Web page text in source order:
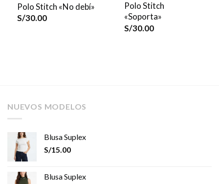
Polo Stitch «No debí»
S/30.00
Polo Stitch
«Soporta»
S/30.00
NUEVOS MODELOS
Blusa Suplex
S/15.00
Blusa Suplex